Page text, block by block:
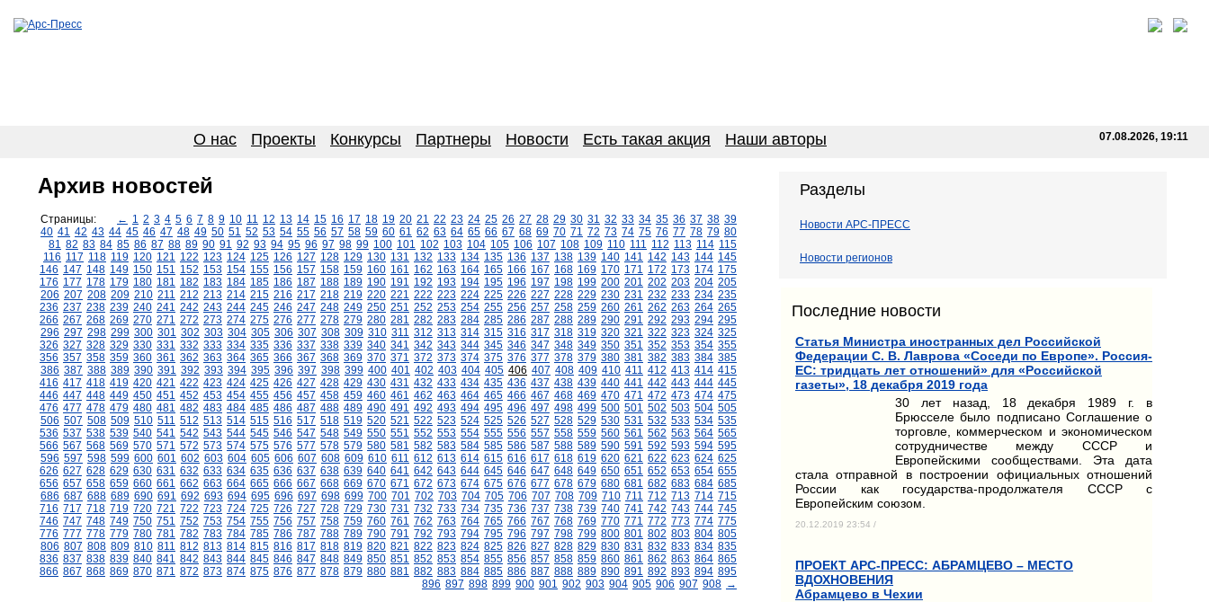
О нас Проекты Конкурсы Партнеры Новости Есть такая акция Наши авторы 07.08.2026, 19:11
Архив новостей
Страницы: ← 1 2 3 4 5 6 7 8 9 10 11 12 13 14 15 16 17 18 19 20 21 22 23 24 25 26 27 28 29 30 31 32 33 34 35 36 37 38 39
40 41 42 43 44 45 46 47 48 49 50 51 52 53 54 55 56 57 58 59 60 61 62 63 64 65 66 67 68 69 70 71 72 73 74 75 76 77 78 79 80
81 82 83 84 85 86 87 88 89 90 91 92 93 94 95 96 97 98 99 100 101 102 103 104 105 106 107 108 109 110 111 112 113 114 115
116 117 118 119 120 121 122 123 124 125 126 127 128 129 130 131 132 133 134 135 136 137 138 139 140 141 142 143 144 145
146 147 148 149 150 151 152 153 154 155 156 157 158 159 160 161 162 163 164 165 166 167 168 169 170 171 172 173 174 175
176 177 178 179 180 181 182 183 184 185 186 187 188 189 190 191 192 193 194 195 196 197 198 199 200 201 202 203 204 205
206 207 208 209 210 211 212 213 214 215 216 217 218 219 220 221 222 223 224 225 226 227 228 229 230 231 232 233 234 235
236 237 238 239 240 241 242 243 244 245 246 247 248 249 250 251 252 253 254 255 256 257 258 259 260 261 262 263 264 265
266 267 268 269 270 271 272 273 274 275 276 277 278 279 280 281 282 283 284 285 286 287 288 289 290 291 292 293 294 295
296 297 298 299 300 301 302 303 304 305 306 307 308 309 310 311 312 313 314 315 316 317 318 319 320 321 322 323 324 325
326 327 328 329 330 331 332 333 334 335 336 337 338 339 340 341 342 343 344 345 346 347 348 349 350 351 352 353 354 355
356 357 358 359 360 361 362 363 364 365 366 367 368 369 370 371 372 373 374 375 376 377 378 379 380 381 382 383 384 385
386 387 388 389 390 391 392 393 394 395 396 397 398 399 400 401 402 403 404 405 406 407 408 409 410 411 412 413 414 415
416 417 418 419 420 421 422 423 424 425 426 427 428 429 430 431 432 433 434 435 436 437 438 439 440 441 442 443 444 445
446 447 448 449 450 451 452 453 454 455 456 457 458 459 460 461 462 463 464 465 466 467 468 469 470 471 472 473 474 475
476 477 478 479 480 481 482 483 484 485 486 487 488 489 490 491 492 493 494 495 496 497 498 499 500 501 502 503 504 505
506 507 508 509 510 511 512 513 514 515 516 517 518 519 520 521 522 523 524 525 526 527 528 529 530 531 532 533 534 535
536 537 538 539 540 541 542 543 544 545 546 547 548 549 550 551 552 553 554 555 556 557 558 559 560 561 562 563 564 565
566 567 568 569 570 571 572 573 574 575 576 577 578 579 580 581 582 583 584 585 586 587 588 589 590 591 592 593 594 595
596 597 598 599 600 601 602 603 604 605 606 607 608 609 610 611 612 613 614 615 616 617 618 619 620 621 622 623 624 625
626 627 628 629 630 631 632 633 634 635 636 637 638 639 640 641 642 643 644 645 646 647 648 649 650 651 652 653 654 655
656 657 658 659 660 661 662 663 664 665 666 667 668 669 670 671 672 673 674 675 676 677 678 679 680 681 682 683 684 685
686 687 688 689 690 691 692 693 694 695 696 697 698 699 700 701 702 703 704 705 706 707 708 709 710 711 712 713 714 715
716 717 718 719 720 721 722 723 724 725 726 727 728 729 730 731 732 733 734 735 736 737 738 739 740 741 742 743 744 745
746 747 748 749 750 751 752 753 754 755 756 757 758 759 760 761 762 763 764 765 766 767 768 769 770 771 772 773 774 775
776 777 778 779 780 781 782 783 784 785 786 787 788 789 790 791 792 793 794 795 796 797 798 799 800 801 802 803 804 805
806 807 808 809 810 811 812 813 814 815 816 817 818 819 820 821 822 823 824 825 826 827 828 829 830 831 832 833 834 835
836 837 838 839 840 841 842 843 844 845 846 847 848 849 850 851 852 853 854 855 856 857 858 859 860 861 862 863 864 865
866 867 868 869 870 871 872 873 874 875 876 877 878 879 880 881 882 883 884 885 886 887 888 889 890 891 892 893 894 895
896 897 898 899 900 901 902 903 904 905 906 907 908 →
Разделы
Новости АРС-ПРЕСС
Новости регионов
Последние новости
Статья Министра иностранных дел Российской
Федерации С. В. Лаврова «Соседи по Европе». Россия-
ЕС: тридцать лет отношений» для «Российской
газеты», 18 декабря 2019 года
30 лет назад, 18 декабря 1989 г. в
Брюсселе было подписано Соглашение о
торговле, коммерческом и экономическом
сотрудничестве между СССР и
Европейскими сообществами. Эта дата
стала отправной в построении официальных отношений
России как государства-продолжателя СССР с
Европейским союзом.
20.12.2019 23:54 /
ПРОЕКТ АРС-ПРЕСС: АБРАМЦЕВО – МЕСТО
ВДОХНОВЕНИЯ
Абрамцево в Чехии